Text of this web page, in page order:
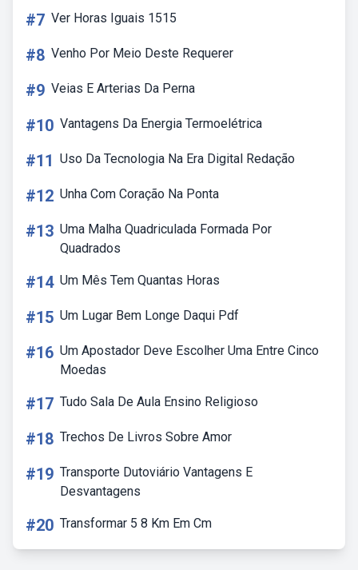
#7 Ver Horas Iguais 1515
#8 Venho Por Meio Deste Requerer
#9 Veias E Arterias Da Perna
#10 Vantagens Da Energia Termoelétrica
#11 Uso Da Tecnologia Na Era Digital Redação
#12 Unha Com Coração Na Ponta
#13 Uma Malha Quadriculada Formada Por
Quadrados
#14 Um Mês Tem Quantas Horas
#15 Um Lugar Bem Longe Daqui Pdf
#16 Um Apostador Deve Escolher Uma Entre Cinco
Moedas
#17 Tudo Sala De Aula Ensino Religioso
#18 Trechos De Livros Sobre Amor
#19 Transporte Dutoviário Vantagens E
Desvantagens
#20 Transformar 5 8 Km Em Cm